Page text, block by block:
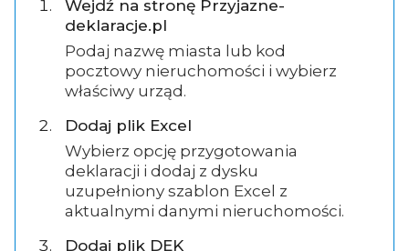
Wejdź na stronę Przyjazne-
deklaracje.pl
Podaj nazwę miasta lub kod
pocztowy nieruchomości i wybierz
właściwy urząd.
Dodaj plik Excel
Wybierz opcję przygotowania
deklaracji i dodaj z dysku
uzupełniony szablon Excel z
aktualnymi danymi nieruchomości.
Dodaj plik DEK